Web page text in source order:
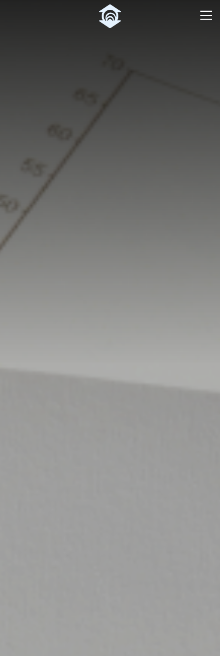
Pular para o Conteúdo principal